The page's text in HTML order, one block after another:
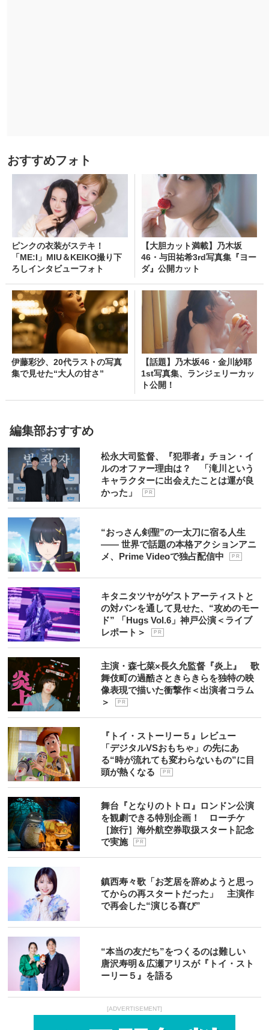
おすすめフォト
ピンクの衣装がステキ！
「ME:I」MIU＆KEIKO撮り下
ろしインタビューフォト
【大胆カット満載】乃木坂
46・与田祐希3rd写真集『ヨー
ダ』公開カット
伊藤彩沙、20代ラストの写真
集で見せた“大人の甘さ”
【話題】乃木坂46・金川紗耶
1st写真集、ランジェリーカッ
ト公開！
編集部おすすめ
松永大司監督、『犯罪者』チョン・イ
ルのオファー理由は？ 「滝川という
キャラクターに出会えたことは運が良
かった」
P R
“おっさん剣聖”の一太刀に宿る人生
―― 世界で話題の本格アクションアニ
メ、Prime Videoで独占配信中
P R
キタニタツヤがゲストアーティストと
の対バンを通して見せた、“攻めのモー
ド” 「Hugs Vol.6」神戸公演＜ライブ
レポート＞
P R
主演・森七菜×長久允監督『炎上』 歌
舞伎町の過酷さときらきらを独特の映
像表現で描いた衝撃作＜出演者コラム
＞
P R
『トイ・ストーリー５』レビュー
「デジタルVSおもちゃ」の先にあ
る“時が流れても変わらないもの”に目
頭が熱くなる
P R
舞台『となりのトトロ』ロンドン公演
を観劇できる特別企画！ ローチケ
［旅行］海外航空券取扱スタート記念
で実施
P R
鎮西寿々歌「お芝居を辞めようと思っ
てからの再スタートだった」 主演作
で再会した“演じる喜び”
“本当の友だち”をつくるのは難しい
唐沢寿明＆広瀬アリスが『トイ・スト
ーリー５』を語る
[ADVERTISEMENT]